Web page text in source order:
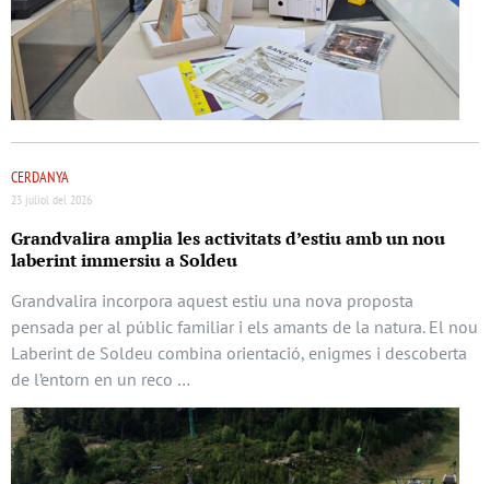
CERDANYA
23 juliol del 2026
Grandvalira amplia les activitats d’estiu amb un nou
laberint immersiu a Soldeu
Grandvalira incorpora aquest estiu una nova proposta
pensada per al públic familiar i els amants de la natura. El nou
Laberint de Soldeu combina orientació, enigmes i descoberta
de l’entorn en un reco …